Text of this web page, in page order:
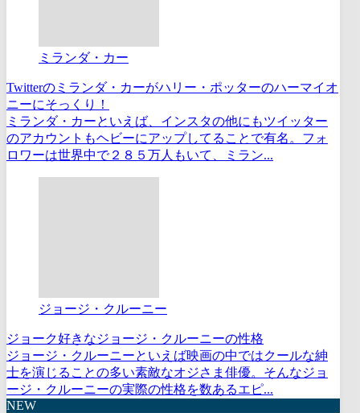
ミランダ・カー
Twitterのミランダ・カーがハリー・ポッターのハーマイオ
ニーにそっくり！
ミランダ・カーといえば、インスタの他にもツイッター
のアカウントもヘビーにアップしてることで有名。フォ
ロワーは世界中で２８５万人もいて、ミラン...
ジョージ・クルーニー
ジョーク好きなジョージ・クルーニーの性格
ジョージ・クルーニーといえば映画の中ではクールな紳
士を演じることの多い素敵なオジさま俳優。そんなジョ
ージ・クルーニーの実際の性格を数あるエピ...
NEW